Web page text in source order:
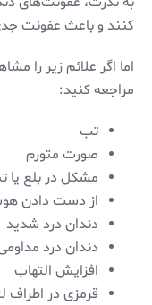
کنند و باعث عفونت
اما اگر علائم زیر را
مراجعه کنید:
تب
صورت متورم
مشکل در بلع یا
از دست دادن
دندان درد شدید
دندان درد مداومی‌بیش
افزایش التهاب
قرمزی در اطراف